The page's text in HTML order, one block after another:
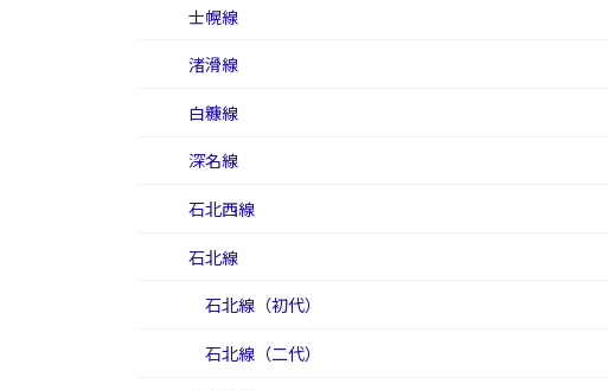
士幌線
渚滑線
白糠線
深名線
石北西線
石北線
石北線（初代）
石北線（二代）